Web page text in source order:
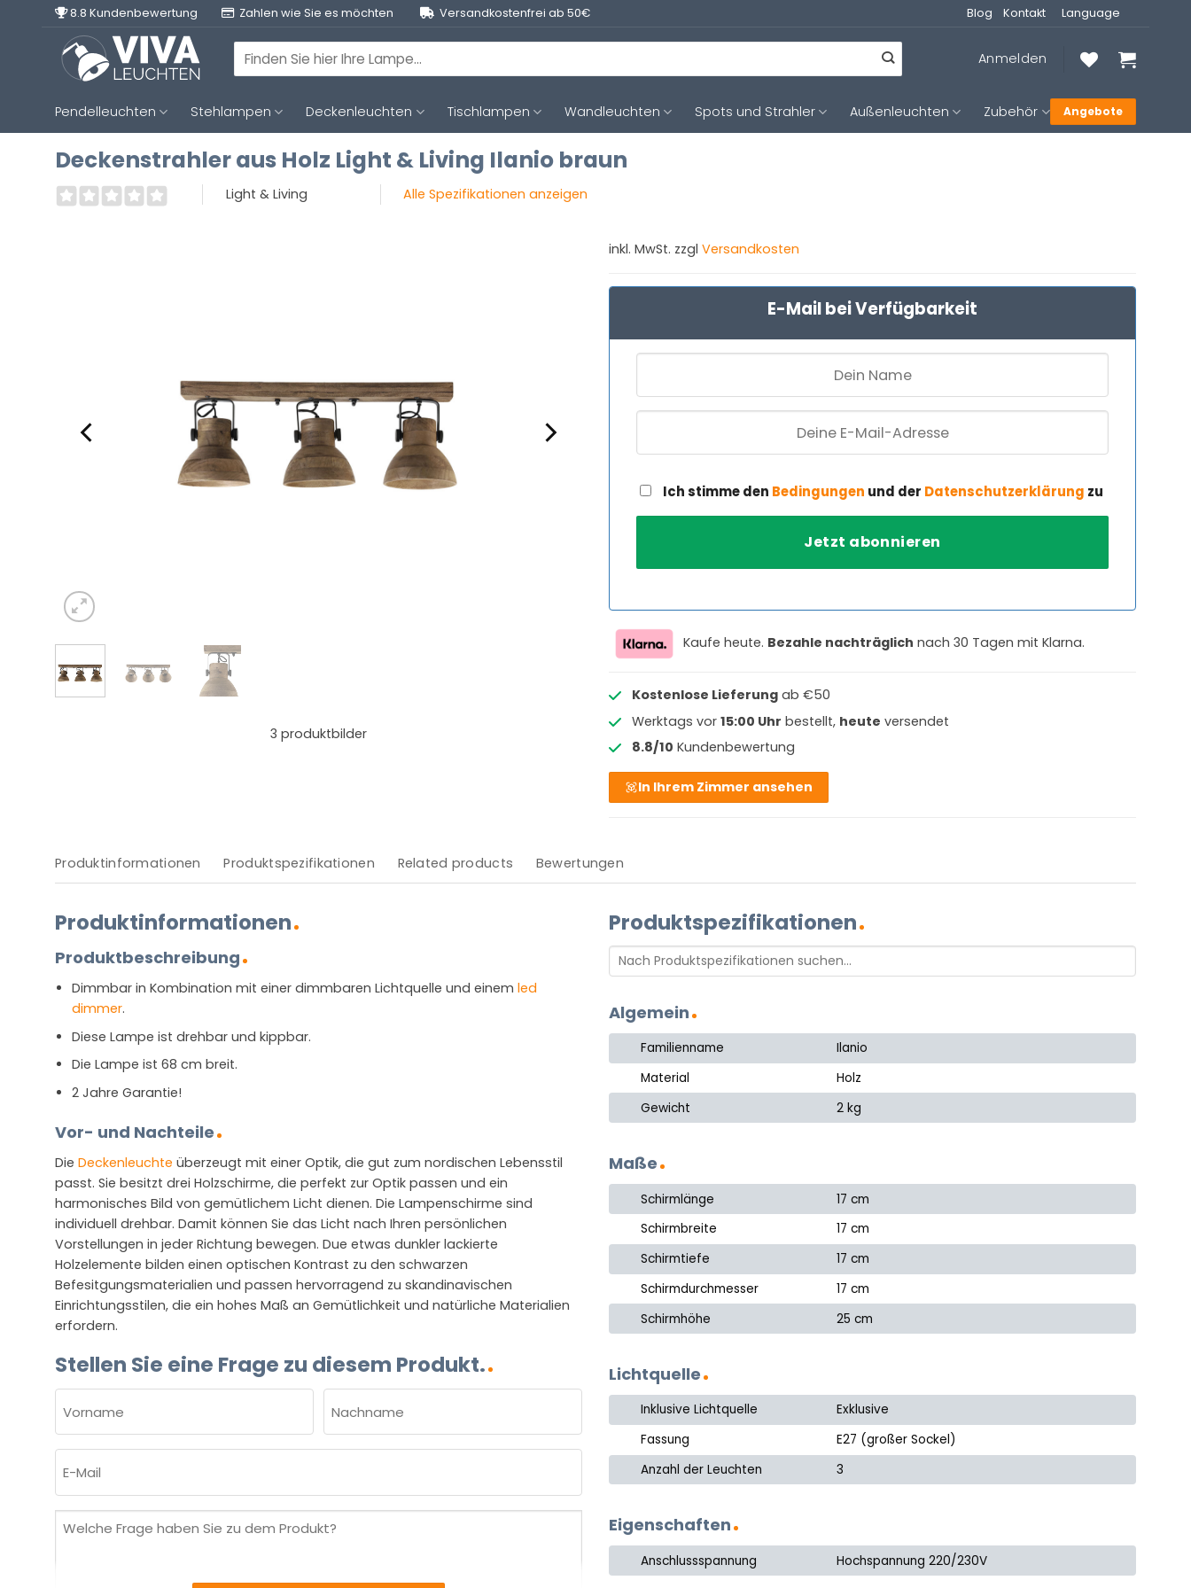
8.8 Kundenbewertung Zahlen wie Sie es möchten Versandkostenfrei ab 50€ Blog Kontakt Language
Suchen
nach:
Anmelden
Pendelleuchten Stehlampen Deckenleuchten Tischlampen Wandleuchten Spots und Strahler Außenleuchten Zubehör Angebote
Deckenstrahler aus Holz Light & Living Ilanio braun
Light & Living Alle Spezifikationen anzeigen
3 produktbilder
inkl. MwSt. zzgl Versandkosten
E-Mail bei Verfügbarkeit
Ich stimme den Bedingungen und der Datenschutzerklärung zu
Kaufe heute. Bezahle nachträglich nach 30 Tagen mit Klarna.
Kostenlose Lieferungab €50
Werktags vor 15:00 Uhr bestellt, heute versendet
8.8/10 Kundenbewertung
In Ihrem Zimmer ansehen
Produktinformationen Produktspezifikationen Related products Bewertungen
Produktinformationen
Produktbeschreibung
Dimmbar in Kombination mit einer dimmbaren Lichtquelle und einem led
dimmer.
Diese Lampe ist drehbar und kippbar.
Die Lampe ist 68 cm breit.
2 Jahre Garantie!
Vor- und Nachteile
Die Deckenleuchte überzeugt mit einer Optik, die gut zum nordischen Lebensstil
passt. Sie besitzt drei Holzschirme, die perfekt zur Optik passen und ein
harmonisches Bild von gemütlichem Licht dienen. Die Lampenschirme sind
individuell drehbar. Damit können Sie das Licht nach Ihren persönlichen
Vorstellungen in jeder Richtung bewegen. Due etwas dunkler lackierte
Holzelemente bilden einen optischen Kontrast zu den schwarzen
Befesitgungsmaterialien und passen hervorragend zu skandinavischen
Einrichtungsstilen, die ein hohes Maß an Gemütlichkeit und natürliche Materialien
erfordern.
Stellen Sie eine Frage zu diesem Produkt.
(ERFORDERLICH)
Vorname Nachname
Mail
Welche
haben
Produktspezifikationen
Algemein
Familienname
Ilanio
Material
Holz
Gewicht
2 kg
Maße
Schirmlänge
17 cm
Schirmbreite
17 cm
Schirmtiefe
17 cm
Schirmdurchmesser
17 cm
Schirmhöhe
25 cm
Lichtquelle
Inklusive Lichtquelle
Exklusive
Fassung
E27 (großer Sockel)
Anzahl der Leuchten
3
Eigenschaften
Anschlussspannung Hochspannung 220/230V